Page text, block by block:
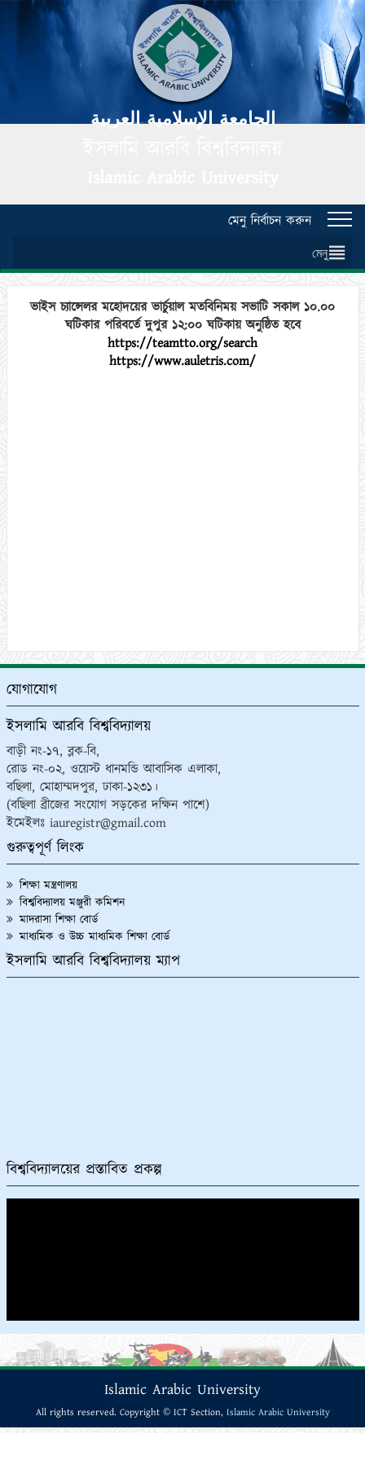
الجامعة الإسلامية العربية
মেনু নির্বাচন করুন
মেনু
ভাইস চ্যান্সেলর মহোদয়ের ভার্চুয়াল মতবিনিময় সভাটি সকাল ১০.০০
ঘটিকার পরিবর্তে দুপুর ১২:০০ ঘটিকায় অনুষ্ঠিত হবে
https://teamtto.org/search
https://www.auletris.com/
যোগাযোগ
ইসলামি আরবি বিশ্ববিদ্যালয়
বাড়ী নং-১৭, ব্লক-বি,
রোড নং-০২, ওয়েস্ট ধানমন্ডি আবাসিক এলাকা,
বছিলা, মোহাম্মদপুর, ঢাকা-১২৩১।
(বছিলা ব্রীজের সংযোগ সড়কের দক্ষিন পাশে)
ইমেইলঃ iauregistr@gmail.com
গুরুত্বপূর্ণ লিংক
শিক্ষা মন্ত্রণালয়
বিশ্ববিদ্যালয় মঞ্জুরী কমিশন
মাদরাসা শিক্ষা বোর্ড
মাধ্যমিক ও উচ্চ মাধ্যমিক শিক্ষা বোর্ড
ইসলামি আরবি বিশ্ববিদ্যালয় ম্যাপ
বিশ্ববিদ্যালয়ের প্রস্তাবিত প্রকল্প
Islamic Arabic University
All rights reserved. Copyright © ICT Section, Islamic Arabic University